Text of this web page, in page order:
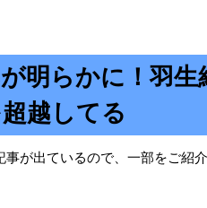
明らかに！羽生
越してる
が出ているので、一部をご紹